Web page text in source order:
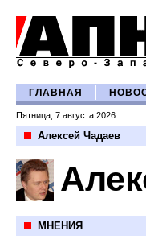
ГЛАВНАЯ
Пятница, 7 августа 2026
Алексей Чадаев
МНЕНИЯ